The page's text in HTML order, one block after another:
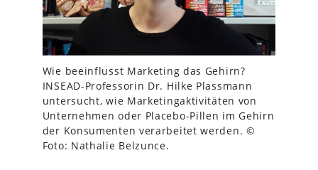
Wie beeinflusst Marketing das Gehirn?
INSEAD-Professorin Dr. Hilke Plassmann
untersucht, wie Marketingaktivitäten von
Unternehmen oder Placebo-Pillen im Gehirn
der Konsumenten verarbeitet werden. ©
Foto: Nathalie Belzunce.